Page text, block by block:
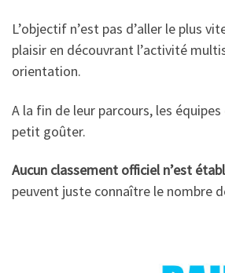
L’objectif n’est pas d’aller le plus
plaisir en découvrant l’activité
orientation.
A la fin de leur parcours, les
petit goûter.
Aucun classement officiel n’est
peuvent juste connaître le nombre